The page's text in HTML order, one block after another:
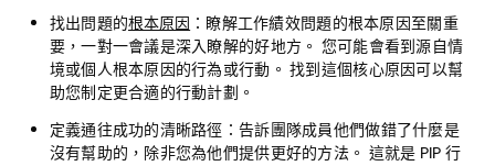
找出問題的根本原因 ： 瞭解工作績效問題的根本原因至關重
要，一對一會議是深入瞭解的好地方。 您可能會看到源自情
境或個人根本原因的行為或行動。 找到這個核心原因可以幫
助您制定更合適的行動計劃。
定義通往成功的清晰路徑：告訴團隊成員他們做錯了什麼是
沒有幫助的，除非您為他們提供更好的方法。 這就是 PIP 行